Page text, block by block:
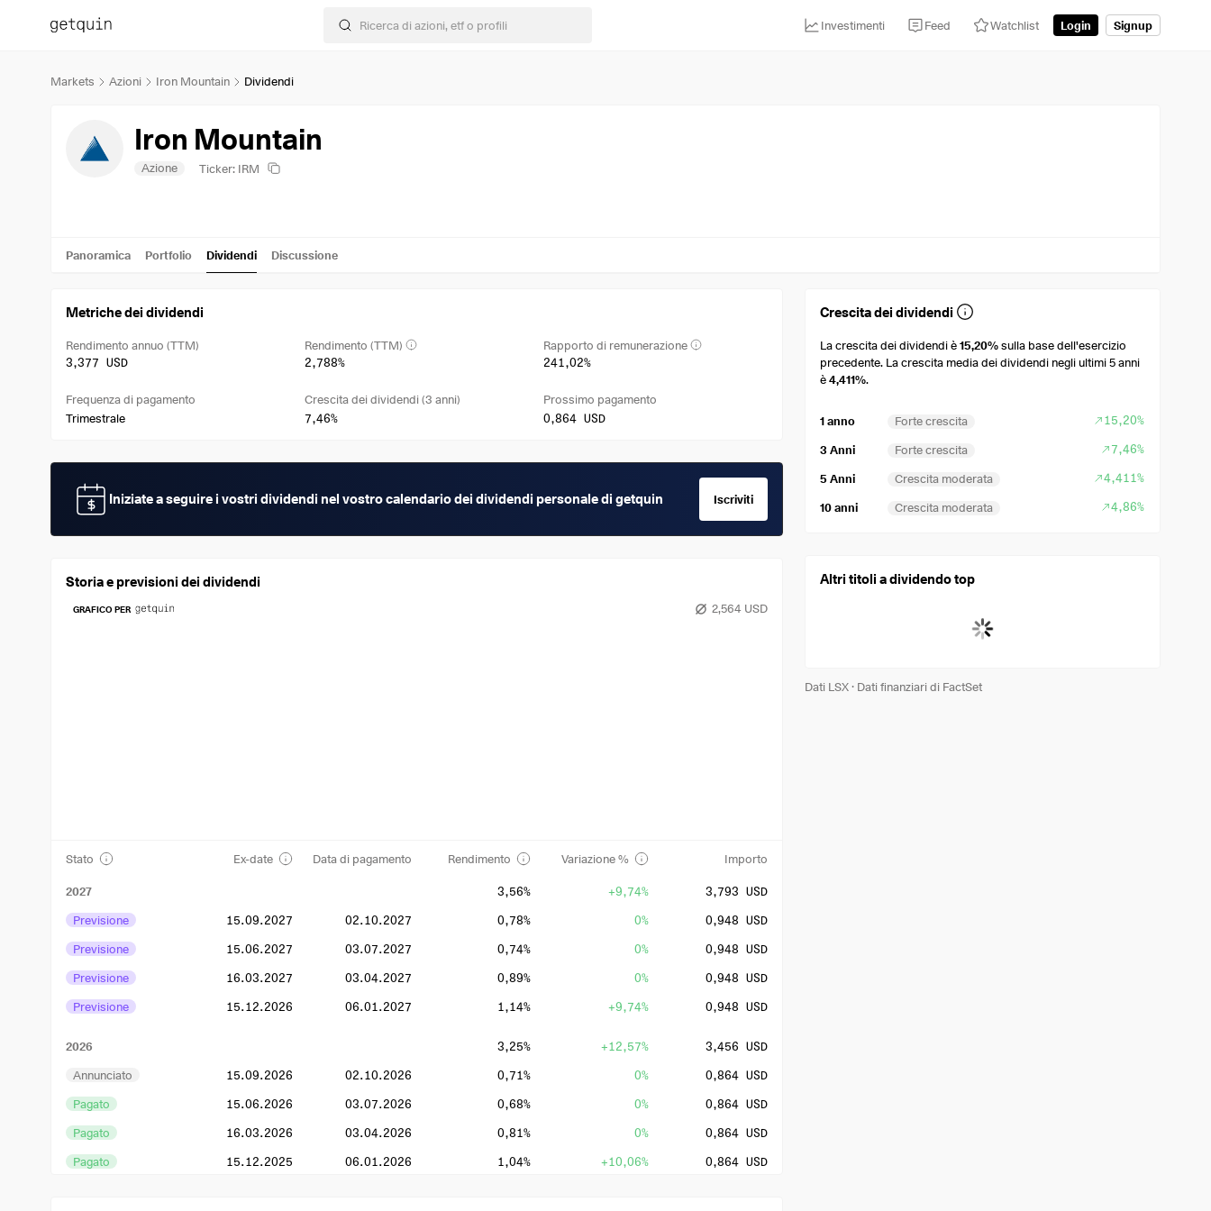
Investimenti Feed Watchlist Login Signup
Markets Azioni Iron Mountain Dividendi
Iron Mountain
Azione Ticker: IRM
Panoramica Portfolio Dividendi Discussione
Metriche dei dividendi
Rendimento annuo (TTM)
3,377 USD
Rendimento (TTM)
2,788%
Rapporto di remunerazione
241,02%
Frequenza di pagamento
Trimestrale
Crescita dei dividendi (3 anni)
7,46%
Prossimo pagamento
0,864 USD
Iniziate a seguire i vostri dividendi nel vostro calendario dei dividendi personale di getquin Iscriviti
Storia e previsioni dei dividendi
2,564 USD
GRAFICO PER
Stato Ex-date Data di pagamento Rendimento Variazione % Importo
2027 3,56% +9,74%
3,793 USD
Previsione
15.09.2027 02.10.2027 0,78% 0%
0,948 USD
Previsione
15.06.2027 03.07.2027 0,74% 0%
0,948 USD
Previsione
16.03.2027 03.04.2027 0,89% 0%
0,948 USD
Previsione
15.12.2026 06.01.2027 1,14% +9,74% 0,948 USD
2026 3,25% +12,57%
3,456 USD
Annunciato
15.09.2026 02.10.2026 0,71% 0%
0,864 USD
Pagato
15.06.2026 03.07.2026 0,68% 0%
0,864 USD
Pagato
16.03.2026 03.04.2026 0,81% 0%
0,864 USD
Pagato
15.12.2025 06.01.2026 1,04% +10,06% 0,864 USD
Crescita dei dividendi
La crescita dei dividendi è15,20%sulla base dell'esercizio
precedente. La crescita media dei dividendi negli ultimi 5 anni
è4,411%.
1 anno Forte crescita 15,20%
3 Anni Forte crescita 7,46%
5 Anni Crescita moderata 4,411%
10 anni Crescita moderata 4,86%
Altri titoli a dividendo top
Dati LSX· Dati finanziari di FactSet